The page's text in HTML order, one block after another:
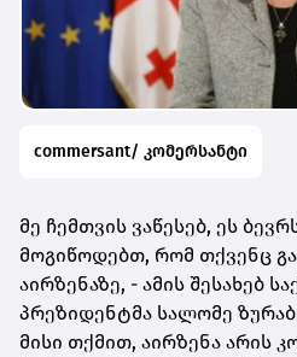
commersant/ კომერსანტი
მე ჩემთვის ვაწესებ, ეს
მოგიწოდებთ, რომ თქვენც
აირზენაზე, - ამის შესახებ
პრეზიდენტმა სალომე
მისი თქმით, აირზენა არის